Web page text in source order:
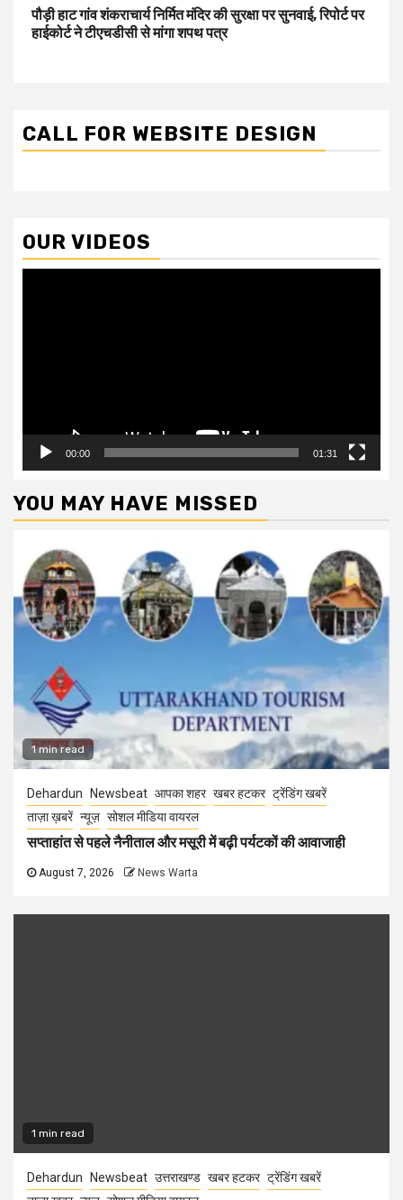
पौड़ी हाट गांव शंकराचार्य निर्मित मंदिर की सुरक्षा पर सुनवाई, रिपोर्ट पर
हाईकोर्ट ने टीएचडीसी से मांगा शपथ पत्र
CALL FOR WEBSITE DESIGN
OUR VIDEOS
00:00 01:31
YOU MAY HAVE MISSED
1 min read
Dehardun Newsbeat आपका शहर खबर हटकर ट्रेंडिंग खबरें
ताज़ा ख़बरें न्यूज़ सोशल मीडिया वायरल
सप्ताहांत से पहले नैनीताल और मसूरी में बढ़ी पर्यटकों की आवाजाही
August 7, 2026 News Warta
1 min read
Dehardun Newsbeat उत्तराखण्ड खबर हटकर ट्रेंडिंग खबरें